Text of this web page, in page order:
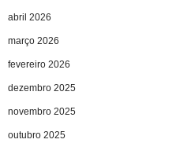
abril 2026
março 2026
fevereiro 2026
dezembro 2025
novembro 2025
outubro 2025